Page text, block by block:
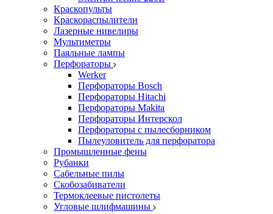
Краскопульты
Краскораспылители
Лазерные нивелиры
Мультиметры
Паяльные лампы
Перфораторы
Werker
Перфораторы Bosch
Перфораторы Hitachi
Перфораторы Makita
Перфораторы Интерскол
Перфораторы с пылесборником
Пылеуловитель для перфоратора
Промышленные фены
Рубанки
Сабельные пилы
Скобозабиватели
Термоклеевые пистолеты
Угловые шлифмашины